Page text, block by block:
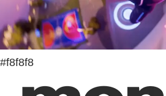
#f8f8f8